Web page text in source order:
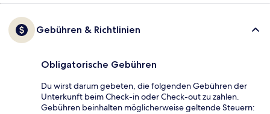
Gebühren & Richtlinien
Obligatorische Gebühren
Du wirst darum gebeten, die folgenden Gebühren der
Unterkunft beim Check-in oder Check-out zu zahlen.
Gebühren beinhalten möglicherweise geltende Steuern: